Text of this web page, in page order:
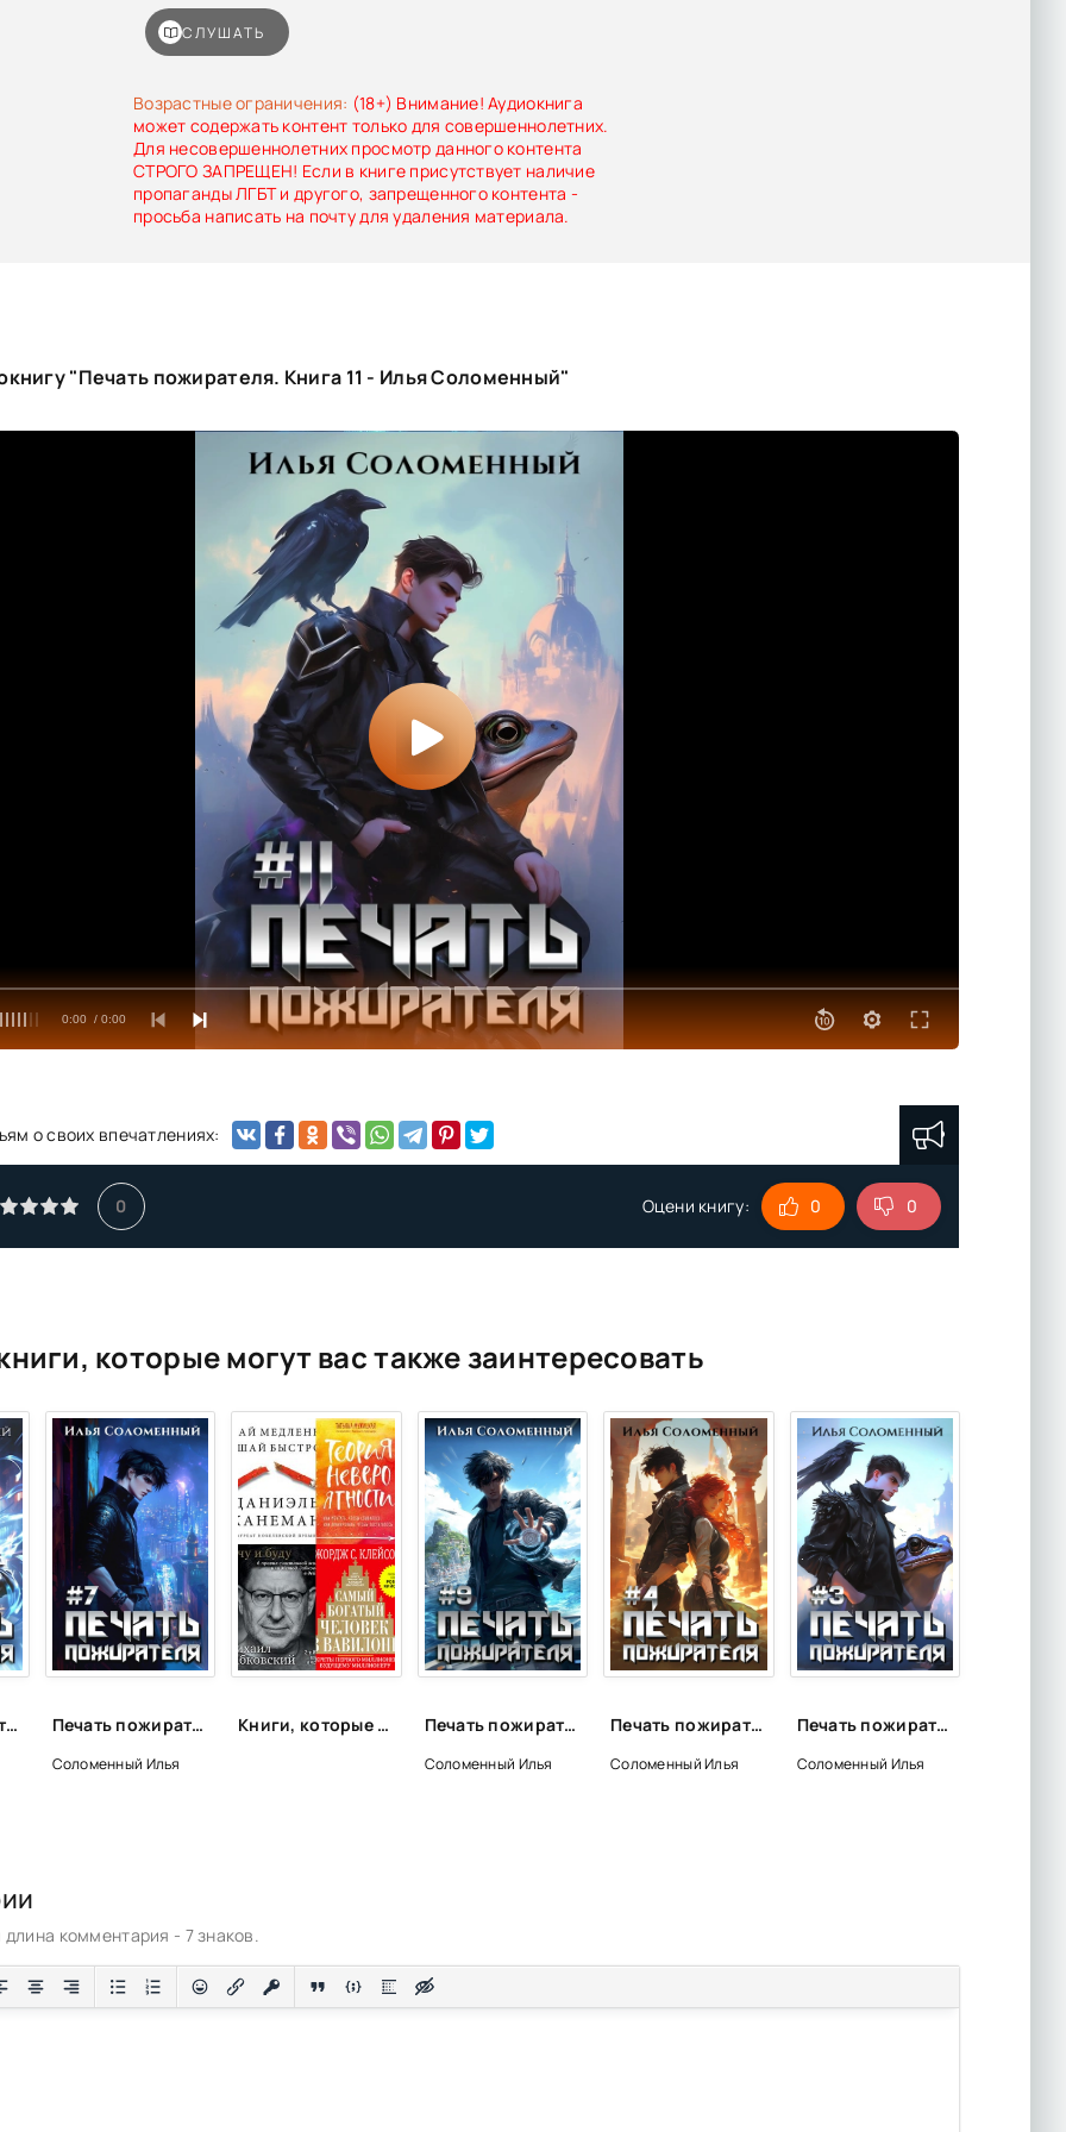
Возрастные ограничения: (18+) Внимание! Аудиокнига
может содержать контент только для совершеннолетних.
Для несовершеннолетних просмотр данного контента
СТРОГО ЗАПРЕЩЕН! Если в книге присутствует наличие
пропаганды ЛГБТ и другого, запрещенного контента -
просьба написать на почту для удаления материала.
СЛУШАТЬ
"Печать пожирателя. Книга 11 - Илья Соломенный"
0:00 / 0:00
о своих впечатлениях:
0 Оцени книгу: 0 0
которые могут вас также заинтересовать
Печать пожирателя. Книга 1 - Илья Соломенный Печать пожирателя. Книга 7 - Илья Соломенный
Соломенный Илья
Книги, которые подарят энергию Печать пожирателя. Книга 9 - Илья Соломенный
Соломенный Илья
Печать пожирателя. Книга 4 - Илья Соломенный
Соломенный Илья
Печать пожирателя. Книга 3 - Илья Соломенный
Соломенный Илья
комментария - 7 знаков.